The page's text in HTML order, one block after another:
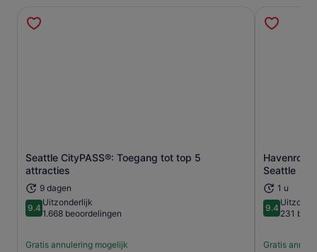
Seattle CityPASS®: Toegang tot top 5
attracties
9 dagen
9.49.4 van 10
Uitzonderlijk
1.668 beoordelingen
Gratis annulering mogelijk
Opent een nieuwe tab
Seattle
1 u
9.49.4 van 10
231
Gratis